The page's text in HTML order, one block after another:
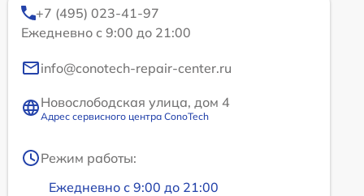
+7 (495) 023-41-97
Ежедневно с 9:00 до 21:00
info@conotech-repair-center.ru
Новослободская улица, дом 4
Адрес сервисного центра ConoTech
Режим работы:
Ежедневно с 9:00 до 21:00